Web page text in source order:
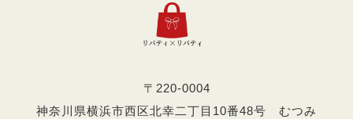
〒220-0004
神奈川県横浜市西区北幸二丁目10番48号 むつみ